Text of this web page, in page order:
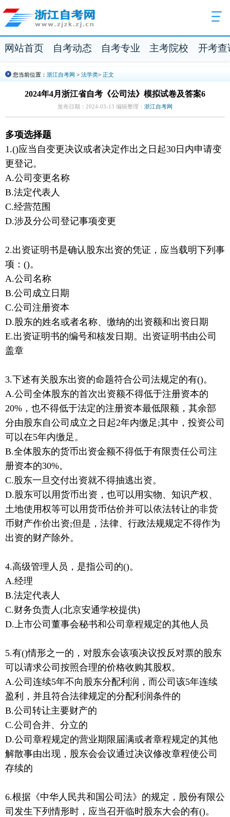
网站首页 自考动态 自考专业 主考院校 开考查
您当前位置： 浙江自考网 > 法学类> 正文
2024年4月浙江省自考《公司法》模拟试卷及答案6
发布日期：2024-03-13 编辑整理： 浙江自考网
多项选择题
1.()应当自变更决议或者决定作出之日起30日内申请变
更登记。
A.公司变更名称
B.法定代表人
C.经营范围
D.涉及分公司登记事项变更
2.出资证明书是确认股东出资的凭证，应当载明下列事
项：()。
A.公司名称
B.公司成立日期
C.公司注册资本
D.股东的姓名或者名称、缴纳的出资额和出资日期
E.出资证明书的编号和核发日期。出资证明书由公司
盖章
3.下述有关股东出资的命题符合公司法规定的有()。
A.公司全体股东的首次出资额不得低于注册资本的
20%，也不得低于法定的注册资本最低限额，其余部
分由股东自公司成立之日起2年内缴足;其中，投资公司
可以在5年内缴足。
B.全体股东的货币出资金额不得低于有限责任公司注
册资本的30%。
C.股东一旦交付出资就不得抽逃出资。
D.股东可以用货币出资，也可以用实物、知识产权、
土地使用权等可以用货币估价并可以依法转让的非货
币财产作价出资;但是，法律、行政法规规定不得作为
出资的财产除外。
4.高级管理人员，是指公司的()。
A.经理
B.法定代表人
C.财务负责人(北京安通学校提供)
D.上市公司董事会秘书和公司章程规定的其他人员
5.有()情形之一的，对股东会该项决议投反对票的股东
可以请求公司按照合理的价格收购其股权。
A.公司连续5年不向股东分配利润，而公司该5年连续
盈利，并且符合法律规定的分配利润条件的
B.公司转让主要财产的
C.公司合并、分立的
D.公司章程规定的营业期限届满或者章程规定的其他
解散事由出现，股东会会议通过决议修改章程使公司
存续的
6.根据《中华人民共和国公司法》的规定，股份有限公
司发生下列情形时，应当召开临时股东大会的有()。